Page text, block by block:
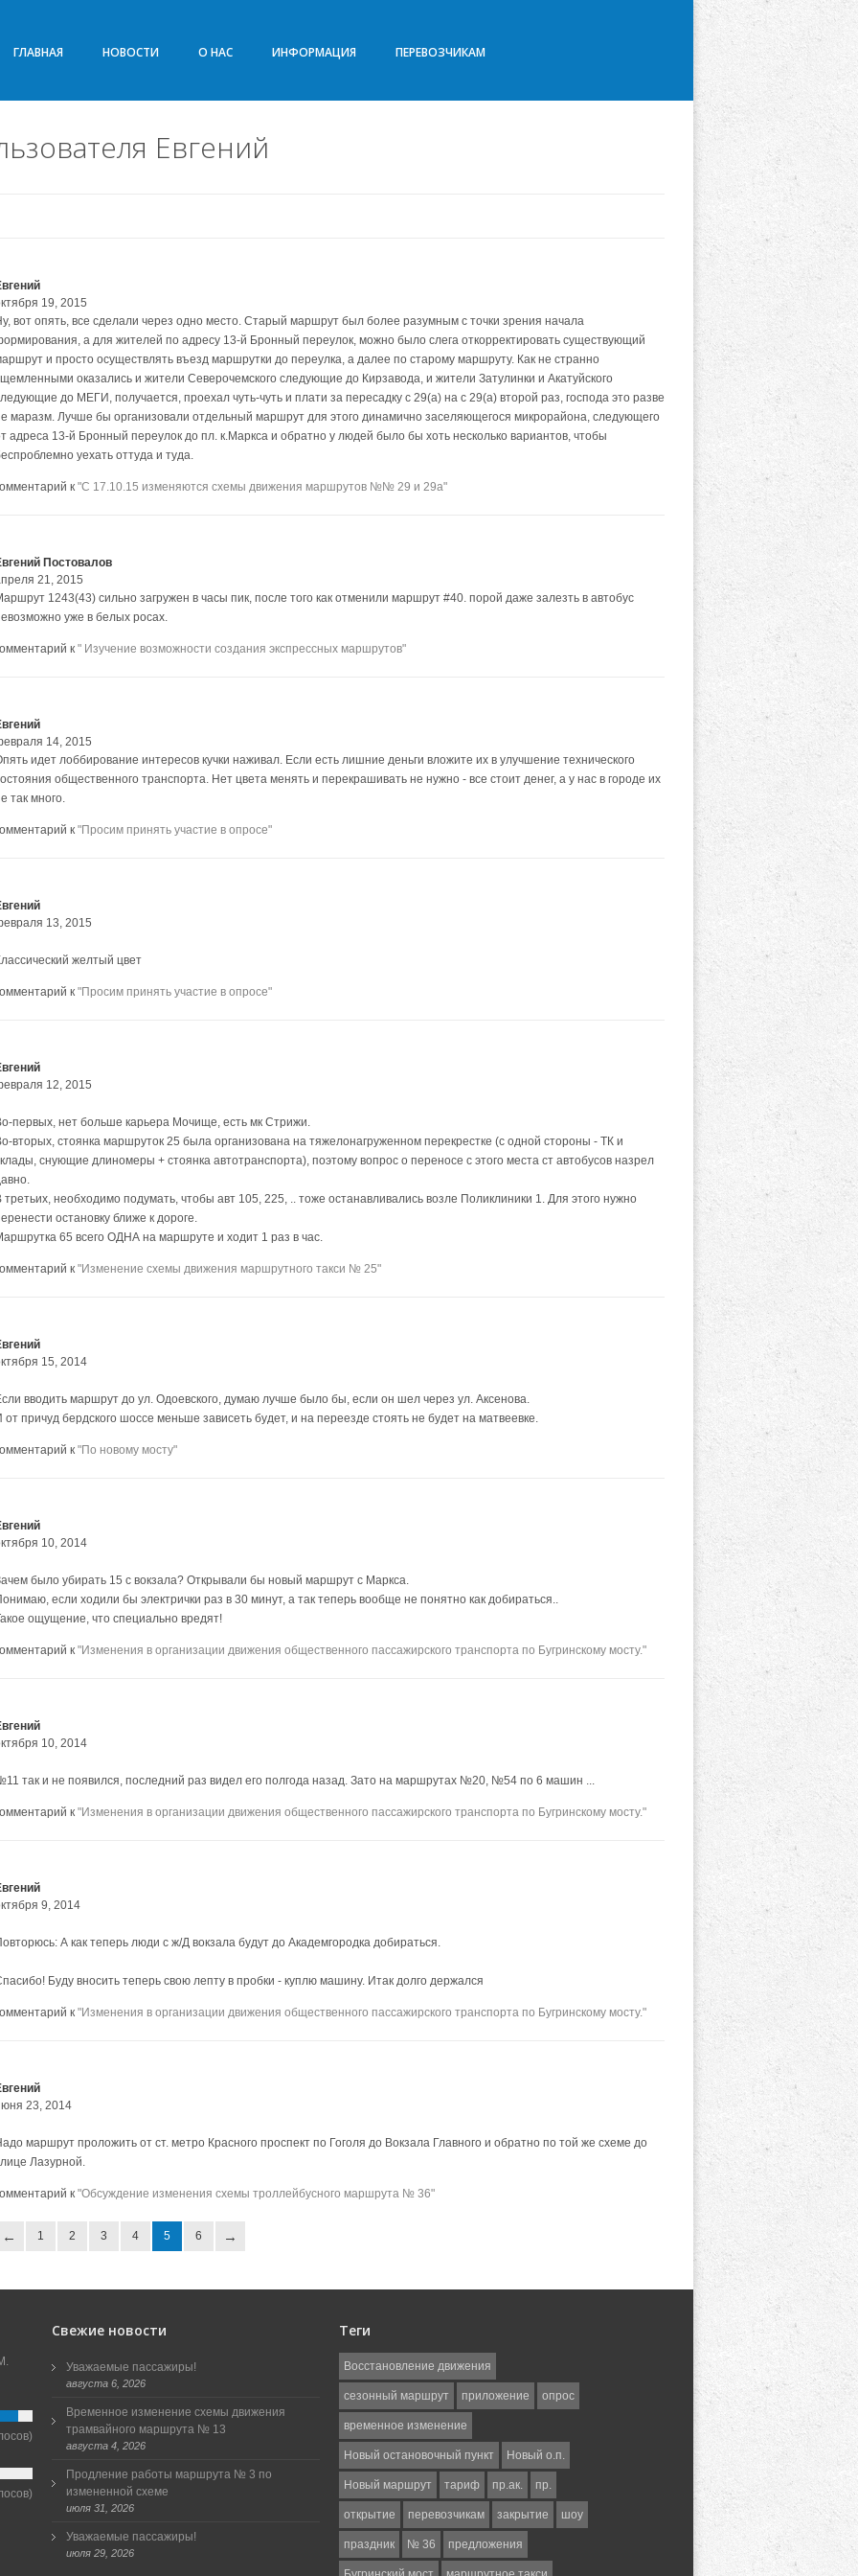
ГЛАВНАЯ НОВОСТИ О НАС ИНФОРМАЦИЯ ПЕРЕВОЗЧИКАМ
Евгений
19, 2015
вот опять, все сделали через одно место. Старый маршрут был более разумным с точки зрения начала
а для жителей по адресу 13-й Бронный переулок, можно было слега откорректировать существующий
и просто осуществлять въезд маршрутки до переулка, а далее по старому маршруту. Как не странно
оказались и жители Северочемского следующие до Кирзавода, и жители Затулинки и Акатуйского
до МЕГИ, получается, проехал чуть-чуть и плати за пересадку с 29(а) на с 29(а) второй раз, господа это разве
маразм. Лучше бы организовали отдельный маршрут для этого динамично заселяющегося микрорайона, следующего
адреса 13-й Бронный переулок до пл. к.Маркса и обратно у людей было бы хоть несколько вариантов, чтобы
уехать оттуда и туда.
к "С 17.10.15 изменяются схемы движения маршрутов №№ 29 и 29а"
Постовалов
21, 2015
1243(43) сильно загружен в часы пик, после того как отменили маршрут #40. порой даже залезть в автобус
уже в белых росах.
к " Изучение возможности создания экспрессных маршрутов"
14, 2015
идет лоббирование интересов кучки наживал. Если есть лишние деньги вложите их в улучшение технического
общественного транспорта. Нет цвета менять и перекрашивать не нужно - все стоит денег, а у нас в городе их
так много.
к "Просим принять участие в опросе"
13, 2015
желтый цвет
к "Просим принять участие в опросе"
12, 2015
первых, нет больше карьера Мочище, есть мк Стрижи.
вторых, стоянка маршруток 25 была организована на тяжелонагруженном перекрестке (с одной стороны - ТК и
снующие длиномеры + стоянка автотранспорта), поэтому вопрос о переносе с этого места ст автобусов назрел
третьих, необходимо подумать, чтобы авт 105, 225, .. тоже останавливались возле Поликлиники 1. Для этого нужно
остановку ближе к дороге.
65 всего ОДНА на маршруте и ходит 1 раз в час.
к "Изменение схемы движения маршрутного такси № 25"
15, 2014
вводить маршрут до ул. Одоевского, думаю лучше было бы, если он шел через ул. Аксенова.
от причуд бердского шоссе меньше зависеть будет, и на переезде стоять не будет на матвеевке.
к "По новому мосту"
10, 2014
было убирать 15 с вокзала? Открывали бы новый маршрут с Маркса.
если ходили бы электрички раз в 30 минут, а так теперь вообще не понятно как добираться..
ощущение, что специально вредят!
к "Изменения в организации движения общественного пассажирского транспорта по Бугринскому мосту."
10, 2014
так и не появился, последний раз видел его полгода назад. Зато на маршрутах №20, №54 по 6 машин ...
к "Изменения в организации движения общественного пассажирского транспорта по Бугринскому мосту."
9, 2014
А как теперь люди с ж/Д вокзала будут до Академгородка добираться.
Буду вносить теперь свою лепту в пробки - куплю машину. Итак долго держался
к "Изменения в организации движения общественного пассажирского транспорта по Бугринскому мосту."
23, 2014
маршрут проложить от ст. метро Красного проспект по Гоголя до Вокзала Главного и обратно по той же схеме до
Лазурной.
к "Обсуждение изменения схемы троллейбусного маршрута № 36"
1 2 3 4 5 6
Свежие новости
Уважаемые пассажиры!
августа 6, 2026
Временное изменение схемы движения
трамвайного маршрута № 13
августа 4, 2026
Продление работы маршрута № 3 по
измененной схеме
июля 31, 2026
Уважаемые пассажиры!
июля 29, 2026
Теги
Восстановление движения
сезонный маршрут приложение опрос
временное изменение
Новый остановочный пункт Новый о.п.
Новый маршрут тариф пр.ак. пр.
открытие перевозчикам закрытие шоу
праздник № 36 предложения